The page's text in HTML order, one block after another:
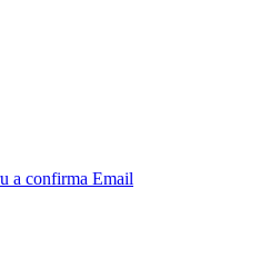
a confirma Email